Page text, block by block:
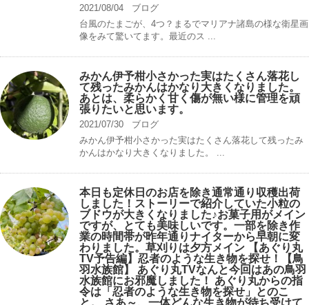
2021/08/04
ブログ
台風のたまごが、4つ？まるでマリアナ諸島の様な衛星画
像をみて驚いてます。最近のス ...
みかん伊予柑小さかった実はたくさん落花し
て残ったみかんはかなり大きくなりました。
あとは、柔らかく甘く傷が無い様に管理を頑
張りたいと思います。
2021/07/30
ブログ
みかん伊予柑小さかった実はたくさん落花して残ったみ
かんはかなり大きくなりました。 ...
本日も定休日のお店を除き通常通り収穫出荷
しました！ストーリーで紹介していた小粒の
ブドウが大きくなりました♪お菓子用がメイン
ですが、とても美味しいです。一部を除き作
業の時間帯が昨年通りナイターから早朝に変
わりました。草刈りは夕方メイン 【あぐり丸
TV予告編】忍者のような生き物を探せ！【鳥
羽水族館】 あぐり丸TVなんと今回はあの鳥羽
水族館にお邪魔しました！ あぐり丸からの指
令は「忍者のような生き物を探せ」とのこ